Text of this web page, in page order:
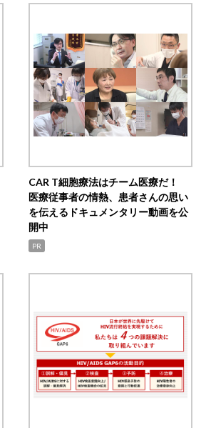
CAR T細胞療法はチーム医療だ！
医療従事者の情熱、患者さんの思い
を伝えるドキュメンタリー動画を公
開中
PR